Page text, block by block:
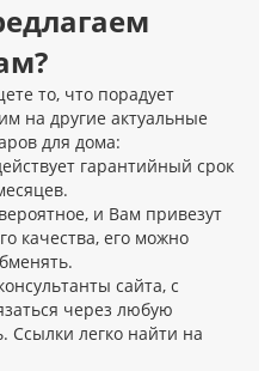
то, что порадует
на другие актуальные
для дома:
гарантийный срок
и Вам привезут
качества, его можно
сайта, с
через любую
Ссылки легко найти на